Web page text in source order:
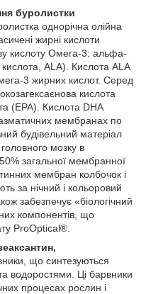
буролистки
однорічна олійна
жирні кислоти
кислоту Омега-3: альфа-
ALA). Кислота ALA
3 жирних кислот. Серед
кислота
(EPA). Кислота DHA
мембранах по
будівельний матеріал
мозку в
загальної мембранної
мембран колбочок і
за нічний і кольоровий
забезпечує «біологічний
компонентів, що
ProOptical®.
що синтезуються
водоростями. Ці барвники
процесах рослин і